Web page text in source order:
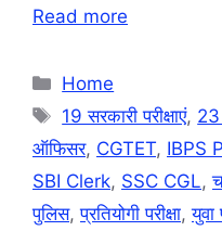
Read more
Categories
Home
Tags
19 सरकारी परीक्षाएं, 23
ऑफिसर, CGTET, IBPS
SBI Clerk, SSC CGL,
पुलिस,प्रतियोगी परीक्षा,युवा